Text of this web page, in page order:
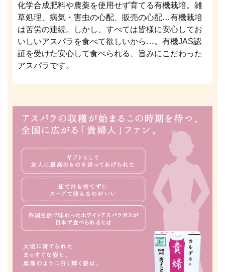
化学合成肥料や農薬を使用せず育てる有機栽培。雑
草処理、病気・害虫の心配、販売の心配…有機栽培
は苦労の連続。しかし、すべては皆様に安心してお
いしいアスパラを食べて欲しいから…。有機JAS認
証を受けた安心して食べられる、旨みにこだわった
アスパラです。